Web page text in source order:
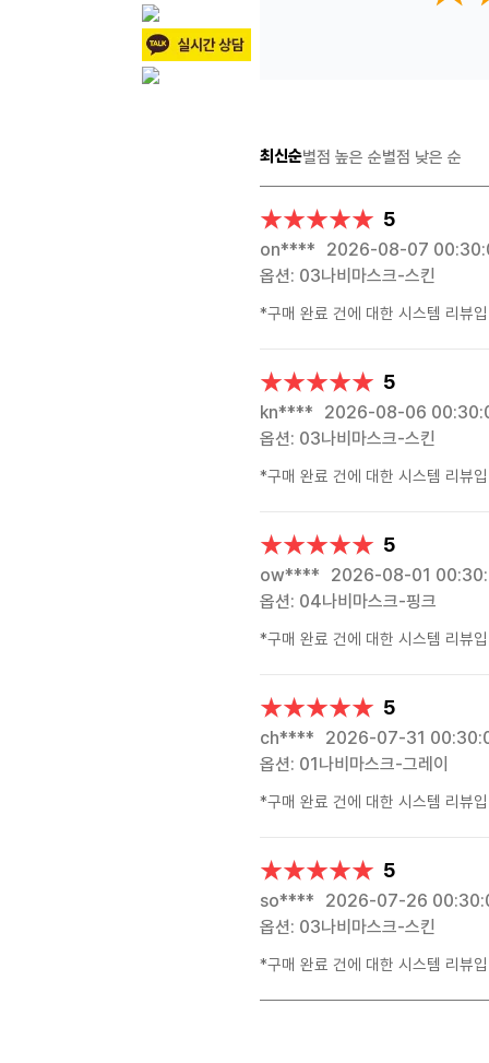
최신순별점 높은 순별점 낮은 순
★★★★★
★★★★★ 5
on**** 2026-08-07
옵션: 03나비마스크-스킨
*구매 완료 건에 대한 시스템 리뷰
★★★★★
★★★★★ 5
kn**** 2026-08-06
옵션: 03나비마스크-스킨
*구매 완료 건에 대한 시스템 리뷰
★★★★★
★★★★★ 5
ow**** 2026-08-01
옵션: 04나비마스크-핑크
*구매 완료 건에 대한 시스템 리뷰
★★★★★
★★★★★ 5
ch**** 2026-07-31
옵션: 01나비마스크-그레이
*구매 완료 건에 대한 시스템 리뷰
★★★★★
★★★★★ 5
so**** 2026-07-26
옵션: 03나비마스크-스킨
*구매 완료 건에 대한 시스템 리뷰